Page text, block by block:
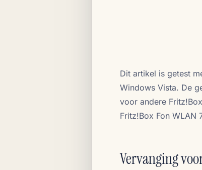
Dit artikel is getest
Windows Vista. De
voor andere
Fritz!Box Fon WLAN
Vervanging